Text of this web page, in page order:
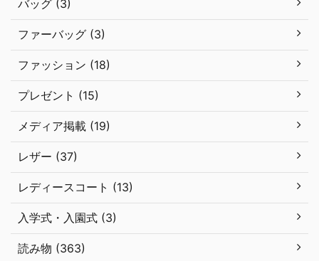
バッグ (3)
ファーバッグ (3)
ファッション (18)
プレゼント (15)
メディア掲載 (19)
レザー (37)
レディースコート (13)
入学式・入園式 (3)
読み物 (363)